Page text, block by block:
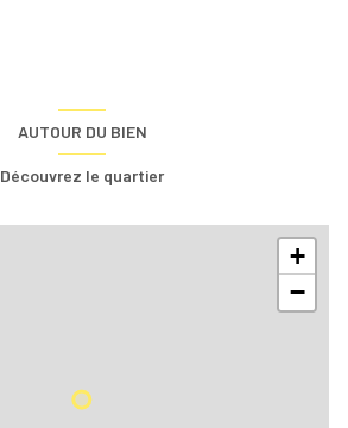
AUTOUR DU BIEN
Découvrez le quartier
+
−